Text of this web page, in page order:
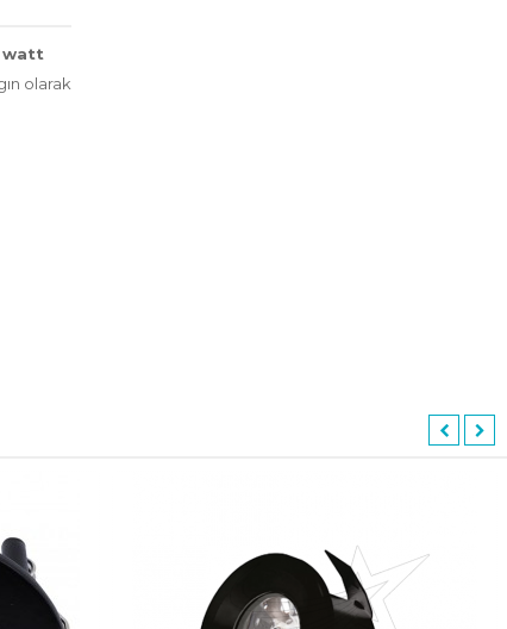
watt
olarak